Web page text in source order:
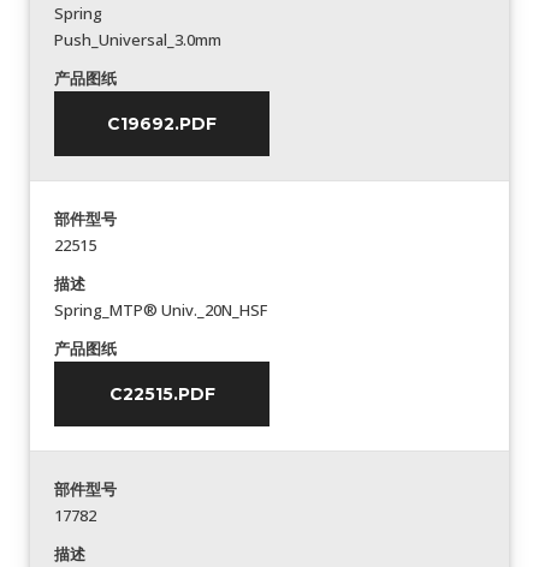
Spring
Push_Universal_3.0mm
产品图纸
C19692.PDF
部件型号
22515
描述
Spring_MTP® Univ._20N_HSF
产品图纸
C22515.PDF
部件型号
17782
描述